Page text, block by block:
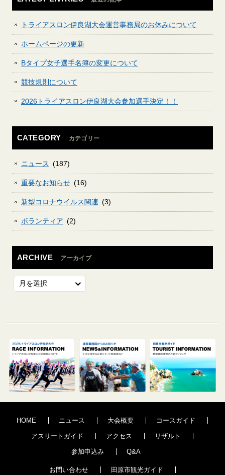
トライアスロン伊良湖大会運営事務局のお休みについて
ホームページの更新
Bタイプ女子選手名簿の変更について
競技規則について
2026トライアスロン伊良湖大会参加選手決定！！
CATEGORY カテゴリー
ニュース (187)
重要なお知らせ (16)
新型コロナウイルス関連 (3)
ボランティア (2)
ARCHIVE アーカイブ
HOME ニュース 大会概要 コースガイド
アスリートガイド アクセス リザルト
参加申込み Q&A
お問い合わせ 田原市観光ガイド